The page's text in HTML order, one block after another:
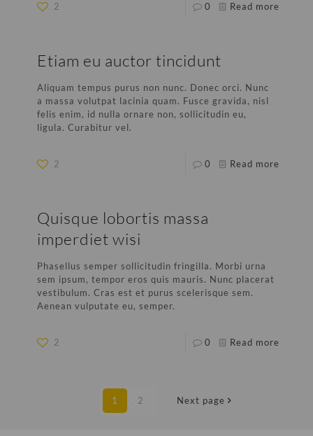
2 0 Read more
Etiam eu auctor tincidunt
Aliquam tempus purus non nunc. Donec orci. Nunc
a massa volutpat lacinia quam. Fusce gravida, nisl
felis enim, id nulla ornare non, sollicitudin eu,
ligula. Curabitur vel.
2 0 Read more
Quisque lobortis massa
imperdiet wisi
Phasellus semper sollicitudin fringilla. Morbi urna
sem ipsum, tempor eros quis mauris. Nunc placerat
vestibulum. Cras est et purus scelerisque sem.
Aenean vulputate eu, semper.
2 0 Read more
1 2 Next page